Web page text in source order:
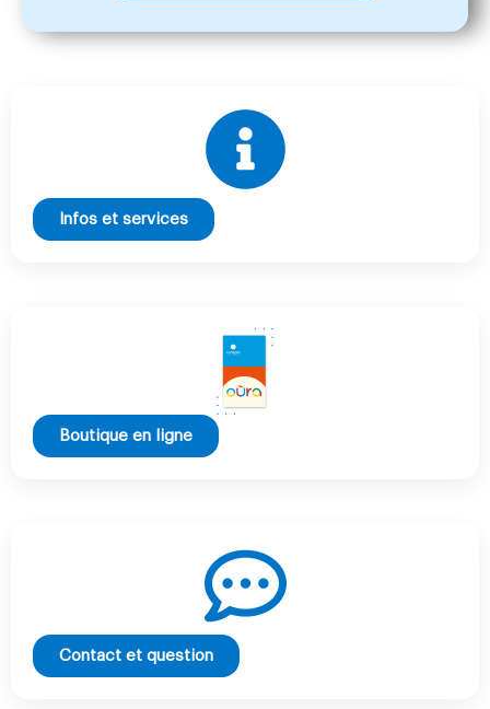
Infos et services
Boutique en ligne
Contact et question